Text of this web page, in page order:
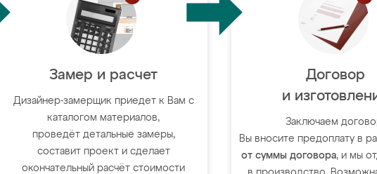
Замер и расчет
Дизайнер-замерщик приедет к Вам с
каталогом материалов,
проведёт детальные замеры,
составит проект и сделает
окончательный расчёт стоимости
Договор
и
Заключаем
Вы вносите предоплату в
от суммы договора, и мы